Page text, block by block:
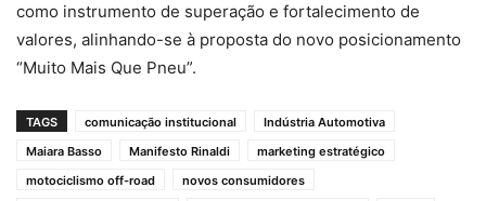
como instrumento de superação e fortalecimento de
valores, alinhando-se à proposta do novo posicionamento
“Muito Mais Que Pneu”.
TAGS comunicação institucional
Indústria Automotiva
Maiara Basso
Manifesto Rinaldi
marketing estratégico
motociclismo off-road
novos consumidores